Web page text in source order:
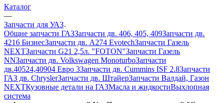
Каталог
—
Запчасти для УАЗ
Общие запчасти ГАЗЗапчасти дв. 406, 405, 409Запчасти дв.
4216 БизнесЗапчасти дв. A274 EvotechЗапчасти Газель
NEXTЗапчасти G21 2,5л. "FOTON"Запчасти Газель
NNЗапчасти дв. Volkswagen MonoturboЗапчасти
дв.40524,40904 Евро 3Запчасти дв. Cummins ISF 2.8Запчасти
ГАЗ дв. ChryslerЗапчасти дв. ШтайерЗапчасти Валдай, Газон
NEXTКузовные детали на ГАЗМасла и жидкостиВыхлопная
система